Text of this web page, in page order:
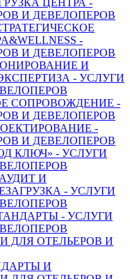
ЦЕНТРА -
И ДЕВЕЛОПЕРОВ
-
И ДЕВЕЛОПЕРОВ
И
- УСЛУГИ
СОПРОВОЖДЕНИЕ -
И ДЕВЕЛОПЕРОВ
-
И ДЕВЕЛОПЕРОВ
КЛЮЧ» - УСЛУГИ
И
- УСЛУГИ
- УСЛУГИ
ДЛЯ ОТЕЛЬЕРОВ И
И